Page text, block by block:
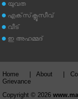
യുവത
എക്‌സ്‌ക്ലൂസീവ്
വീട്
ഇ അഹമ്മദ്‌
Home About
Grievance
Copyright © 2026